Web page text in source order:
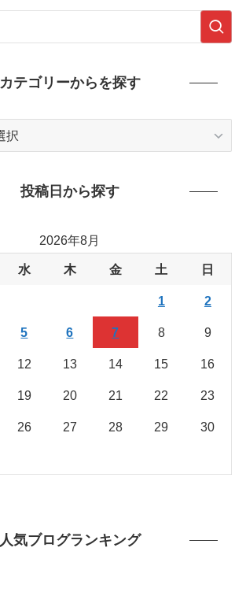
カテゴリーからを探す
投稿日から探す
2026年8月
水 木 金 土 日
1 2
5 6 7 8 9
12 13 14 15 16
19 20 21 22 23
26 27 28 29 30
人気ブログランキング